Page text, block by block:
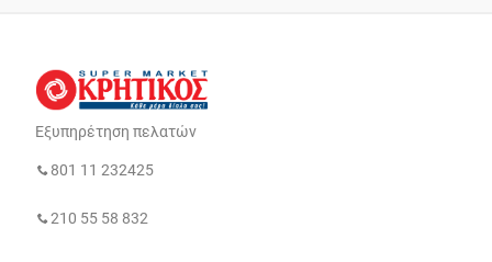
Εξυπηρέτηση πελατών
801 11 232425
210 55 58 832